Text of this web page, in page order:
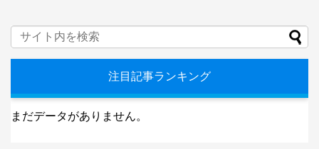
注目記事ランキング
まだデータがありません。